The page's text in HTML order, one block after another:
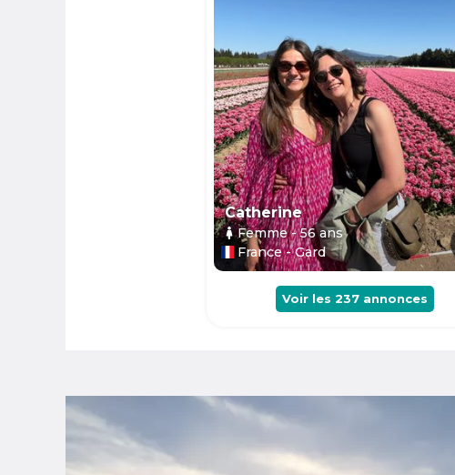
Catherine
Femme- 56ans
France - Gard
Voir les 237 annonces